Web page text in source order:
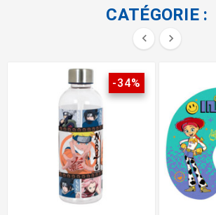
CATÉGORIE :
 
-34%